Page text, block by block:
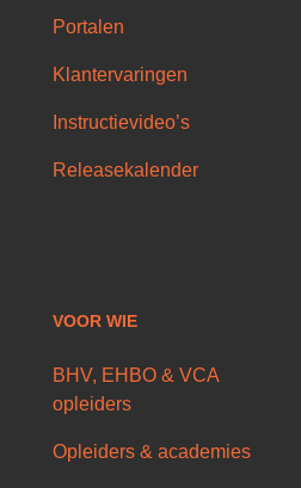
Portalen
Klantervaringen
Instructievideo’s
Releasekalender
VOOR WIE
BHV, EHBO & VCA
opleiders
Opleiders & academies